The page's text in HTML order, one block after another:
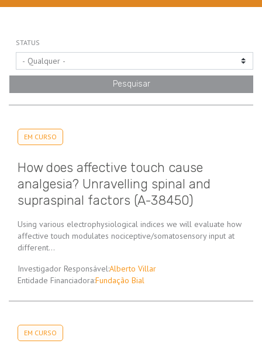
STATUS
EM CURSO
How does affective touch cause
analgesia? Unravelling spinal and
supraspinal factors (A-38450)
Using various electrophysiological indices we will evaluate how
affective touch modulates nociceptive/somatosensory input at
different…
Investigador Responsável:Alberto Villar
Entidade Financiadora:Fundação Bial
EM CURSO